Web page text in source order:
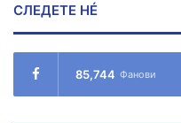
СЛЕДЕТЕ НÉ
85,744 Фанови